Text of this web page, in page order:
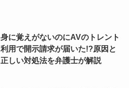
身に覚えがないのにAVのトレント
利用で開示請求が届いた!?原因と
正しい対処法を弁護士が解説